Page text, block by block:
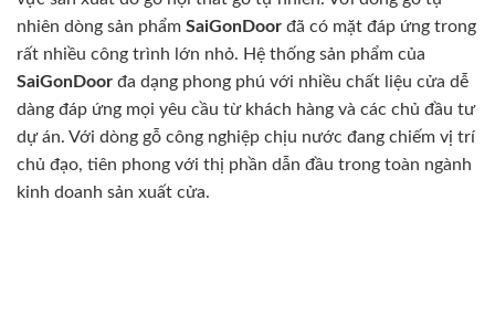
nhiên dòng sản phẩm SaiGonDoor đã có mặt đáp ứng trong
rất nhiều công trình lớn nhỏ. Hệ thống sản phẩm của
SaiGonDoor đa dạng phong phú với nhiều chất liệu cửa dễ
dàng đáp ứng mọi yêu cầu từ khách hàng và các chủ đầu tư
dự án. Với dòng gỗ công nghiệp chịu nước đang chiếm vị trí
chủ đạo, tiên phong với thị phần dẫn đầu trong toàn ngành
kinh doanh sản xuất cửa.